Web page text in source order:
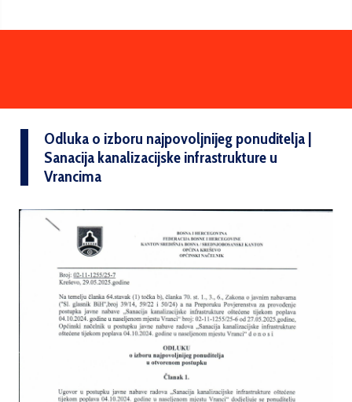
Odluka o izboru najpovoljnijeg ponuditelja |
Sanacija kanalizacijske infrastrukture u
Vrancima